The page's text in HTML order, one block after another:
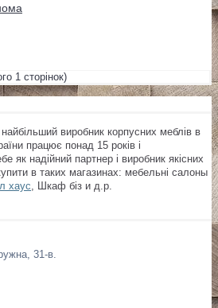
1 сторінок)
виробник корпусних меблів в
працює понад 15 років і
як надійний партнер і виробник якісних
в таких магазинах: мебельні салоны
хаус, Шкаф біз и д.р.
31-в.